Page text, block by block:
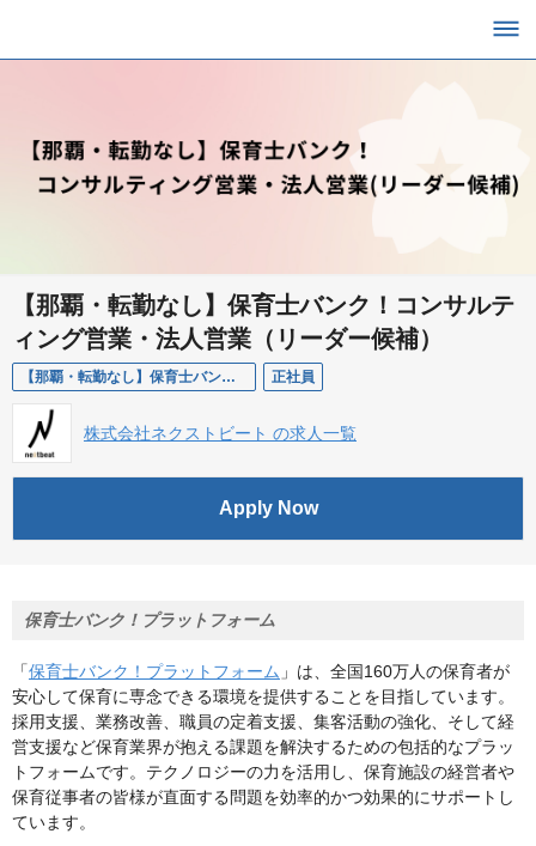
【那覇・転勤なし】保育士バンク！コンサルテ
ィング営業・法人営業（リーダー候補）
【那覇・転勤なし】保育士バンク！コンサルティング営業・法人営業（リーダー候補） 正社員
株式会社ネクストビート の求人一覧
Apply Now
保育士バンク！プラットフォーム
「保育士バンク！プラットフォーム 」は、全国160万人の保育者が
安心して保育に専念できる環境を提供することを目指しています。
採用支援、業務改善、職員の定着支援、集客活動の強化、そして経
営支援など保育業界が抱える課題を解決するための包括的なプラッ
トフォームです。テクノロジーの力を活用し、保育施設の経営者や
保育従事者の皆様が直面する問題を効率的かつ効果的にサポートし
ています。